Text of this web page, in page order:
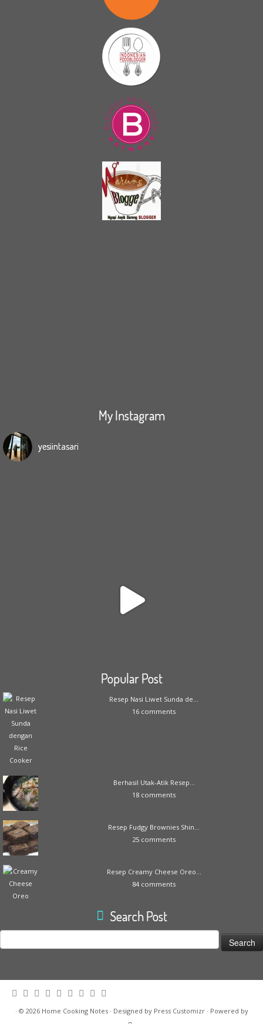
My Instagram
yesiintasari
Popular Post
Resep Nasi Liwet Sunda de...
16 comments
Berhasil Utak-Atik Resep...
18 comments
Resep Fudgy Brownies Shin...
25 comments
Resep Creamy Cheese Oreo...
84 comments
Search Post
Search
for:
· © 2026 Home Cooking Notes· Designed by Press Customizr· Powered by